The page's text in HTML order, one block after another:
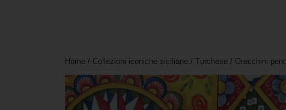
Home / Collezioni iconiche siciliane / Turchese / Orecchini